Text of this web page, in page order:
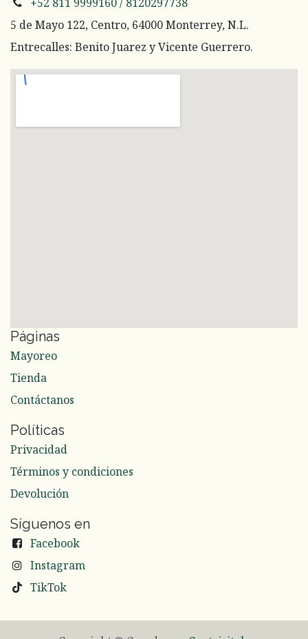
5 de Mayo 122, Centro, 64000 Monterrey, N.L.
Entrecalles: Benito Juarez y Vicente Guerrero.
Páginas
Mayoreo
Tienda
Contáctanos
Políticas
Privacidad
Términos y condiciones
Devolución
Síguenos en
Facebook
Instagram
TikTok